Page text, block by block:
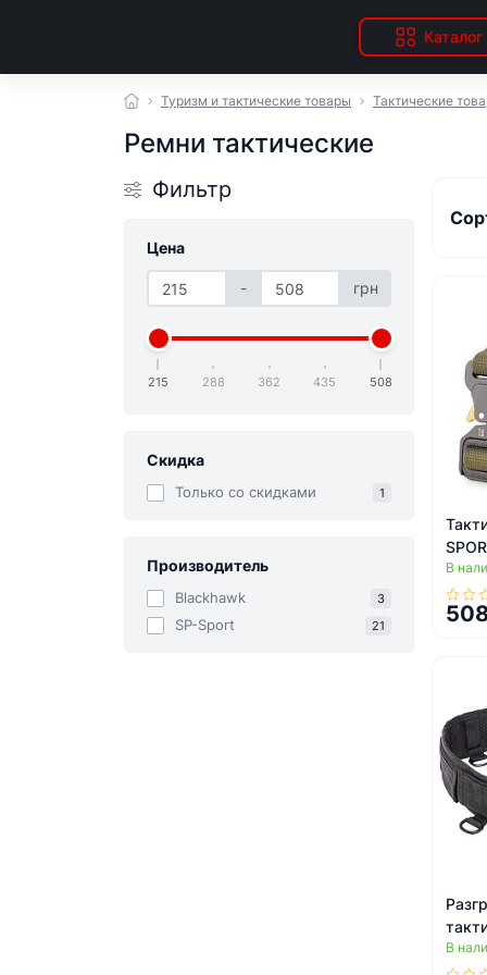
Туризм и тактические товары Тактические
Ремни тактические
Фильтр
Цена
- грн
215 288 362 435 508
Скидка
Только со cкидками 1
Производитель
Blackhawk 3
SP-Sport 21
6841
В
YT-
В